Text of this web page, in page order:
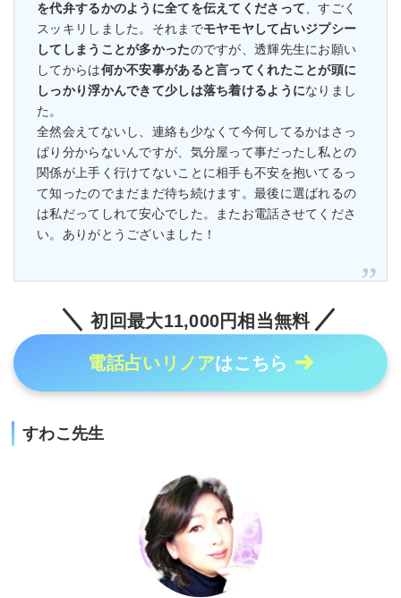
を代弁するかのように全てを伝えてくださって、すごく
スッキリしました。それまでモヤモヤして占いジプシー
してしまうことが多かったのですが、透輝先生にお願い
してからは何か不安事があると言ってくれたことが頭に
しっかり浮かんできて少しは落ち着けるようになりまし
た。
全然会えてないし、連絡も少なくて今何してるかはさっ
ぱり分からないんですが、気分屋って事だったし私との
関係が上手く行けてないことに相手も不安を抱いてるっ
て知ったのでまだまだ待ち続けます。最後に選ばれるの
は私だってしれて安心でした。またお電話させてくださ
い。ありがとうございました！
初回最大11,000円相当無料
電話占いリノアはこちら
すわこ先生